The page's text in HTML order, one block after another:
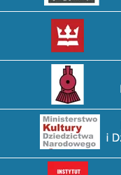
Przejdź na
Przejdź na
Przejdź na
Przejdź na